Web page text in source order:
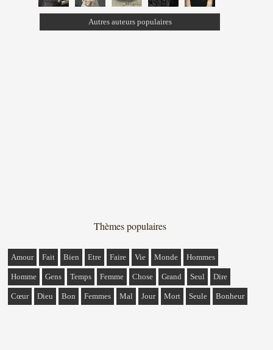
Autres auteurs populaires
Thèmes populaires
Amour Fait Bien Etre Faire Vie Monde Hommes
Homme Gens Temps Femme Chose Grand Seul Dire
Cœur Dieu Bon Femmes Mal Jour Mort Seule Bonheur